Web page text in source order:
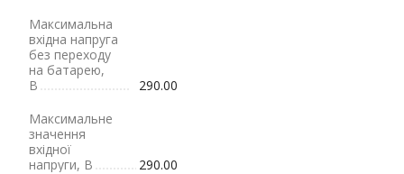
Максимальна
вхідна напруга
без переходу
на батарею,
В
290.00
Максимальне
значення
вхідної
напруги, В
290.00